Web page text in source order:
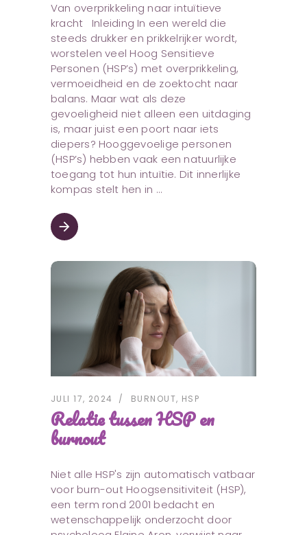
Van overprikkeling naar intuïtieve
kracht Inleiding In een wereld die
steeds drukker en prikkelrijker wordt,
worstelen veel Hoog Sensitieve
Personen (HSP’s) met overprikkeling,
vermoeidheid en de zoektocht naar
balans. Maar wat als deze
gevoeligheid niet alleen een uitdaging
is, maar juist een poort naar iets
diepers? Hooggevoelige personen
(HSP’s) hebben vaak een natuurlijke
toegang tot hun intuïtie. Dit innerlijke
kompas stelt hen in
arrow_forward
JULI 17, 2024 BURNOUT, HSP
Relatie tussen HSP en
burnout
Niet alle HSP's zijn automatisch vatbaar
voor burn-out Hoogsensitiviteit (HSP),
een term rond 2001 bedacht en
wetenschappelijk onderzocht door